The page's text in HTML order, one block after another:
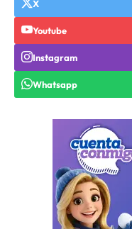
X
Youtube
Instagram
Whatsapp